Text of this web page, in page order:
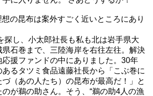
の昆布は案外すごく近いところにあり
探し、小太郎社長も私も北は岩手県大
石巻まで、三陸海岸を右往左往。解決
援ファンドの中にありました。30年
るタツミ食品遠藤社長から「こぶ巻に
（あの人たち）の昆布が最高だ！」と
が鵜の助さん。そう、“鵜の助4人の漁